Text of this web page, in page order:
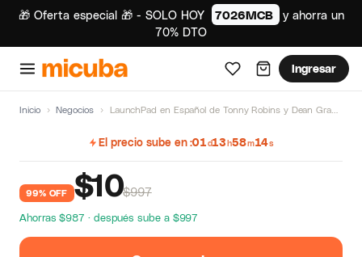
🎁 Oferta especial 🎁 - SOLO HOY 7026MCB
y ahorra un
70% DTO
Ingresar
Inicio › Negocios › LaunchPad en Español de Tonny Robins y Dean Graziosi
El precio sube en 01d13h58m13s
99% OFF $10$997
Ahorras $987 · después sube a $997